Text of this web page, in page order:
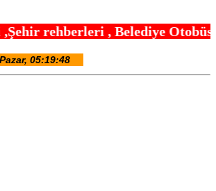
, Belediye